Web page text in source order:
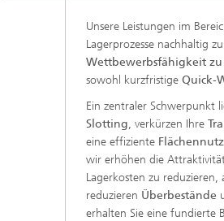
Unsere Leistungen im
Lagerprozesse nachhaltig
Wettbewerbsfähigkeit zu
sowohl kurzfristige Quick-
Ein zentraler Schwerpunkt
Slotting, verkürzen Ihre
eine effiziente
wir erhöhen die
Lagerkosten zu
reduzieren Überbestände
erhalten Sie eine fundierte